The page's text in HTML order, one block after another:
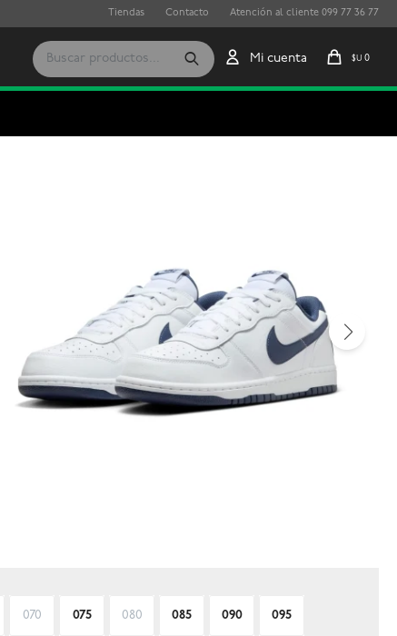
$U 0
Tiendas Contacto Atención al cliente 099 77 36 77
070 075 080 085 090 095